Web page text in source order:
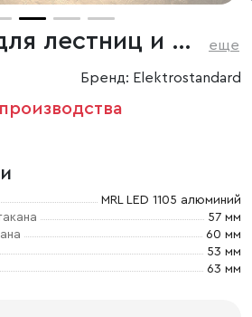
Подсветка для лестниц и дорожек алюминий еще
Бренд: Elektrostandard
MRL LED 1105 алюминий
57 мм
60 мм
53 мм
63 мм